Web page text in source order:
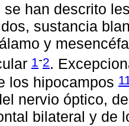
se han descrito
sustancia
y
1 -2.
los hipocampos
nervio óptico,
bilateral y de